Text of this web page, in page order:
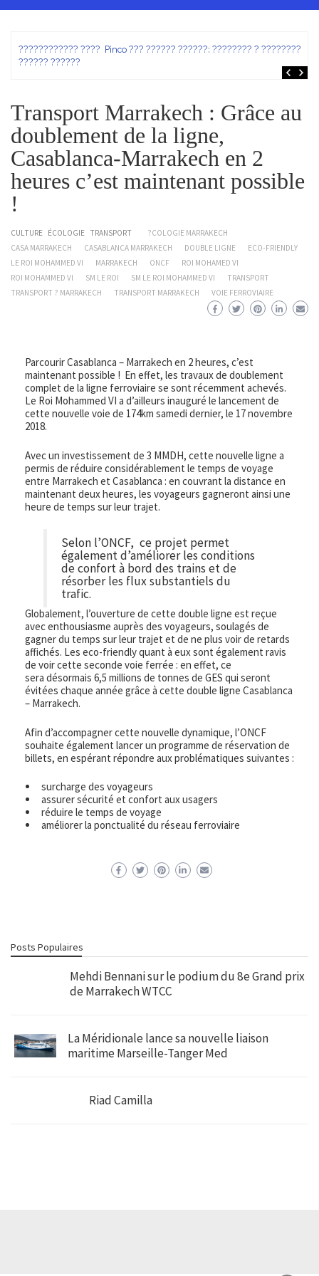
???????????? ???? Pinco ??? ?????? ??????: ???????? ? ???????? ?
?????? ??????
Transport Marrakech : Grâce au
doublement de la ligne,
Casablanca-Marrakech en 2
heures c’est maintenant possible
!
CULTURE ÉCOLOGIE TRANSPORT
?COLOGIE MARRAKECH
CASA MARRAKECH
CASABLANCA MARRAKECH DOUBLE LIGNE
ECO-FRIENDLY
LE ROI MOHAMMED VI
MARRAKECH ONCF
ROI MOHAMED VI
ROI MOHAMMED VI
SM LE ROI SM LE ROI MOHAMMED VI
TRANSPORT
TRANSPORT ? MARRAKECH
TRANSPORT MARRAKECH VOIE FERROVIAIRE
Parcourir Casablanca – Marrakech en 2 heures, c’est
maintenant possible ! En effet, les travaux de doublement
complet de la ligne ferroviaire se sont récemment achevés.
Le Roi Mohammed VI a d’ailleurs inauguré le lancement de
cette nouvelle voie de 174km samedi dernier, le 17 novembre
2018.
Avec un investissement de 3 MMDH, cette nouvelle ligne a
permis de réduire considérablement le temps de voyage
entre Marrakech et Casablanca : en couvrant la distance en
maintenant deux heures, les voyageurs gagneront ainsi une
heure de temps sur leur trajet.
Selon l’ONCF, ce projet permet
également d’améliorer les conditions
de confort à bord des trains et de
résorber les flux substantiels du
trafic.
Globalement, l’ouverture de cette double ligne est reçue
avec enthousiasme auprès des voyageurs, soulagés de
gagner du temps sur leur trajet et de ne plus voir de retards
affichés. Les eco-friendly quant à eux sont également ravis
de voir cette seconde voie ferrée : en effet, ce
sera désormais 6,5 millions de tonnes de GES qui seront
évitées chaque année grâce à cette double ligne Casablanca
– Marrakech.
Afin d’accompagner cette nouvelle dynamique, l’ONCF
souhaite également lancer un programme de réservation de
billets, en espérant répondre aux problématiques suivantes :
surcharge des voyageurs
assurer sécurité et confort aux usagers
réduire le temps de voyage
améliorer la ponctualité du réseau ferroviaire
Posts Populaires
Mehdi Bennani sur le podium du 8e Grand prix
de Marrakech WTCC
La Méridionale lance sa nouvelle liaison
maritime Marseille-Tanger Med
Riad Camilla